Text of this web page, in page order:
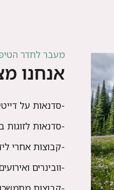
מעבר לחדר
אנחנו
-סדנאות על
-סדנאות לזוגות
-קבוצות אחרי
-וובינרים